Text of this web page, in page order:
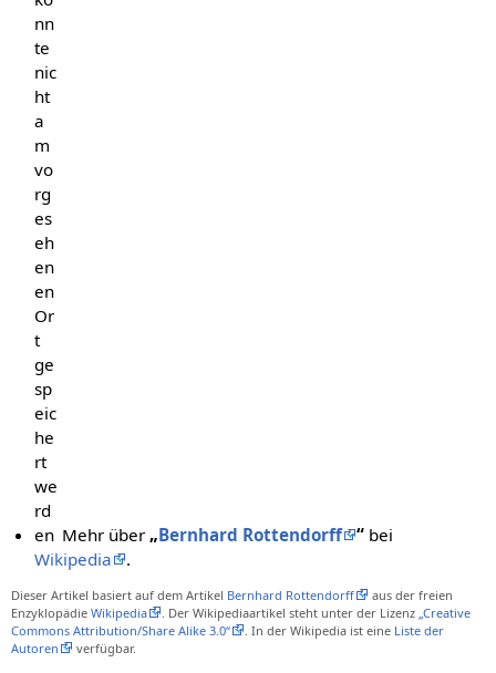
nn
te
nic
ht
a
m
vo
rg
es
eh
en
en
Or
t
ge
sp
eic
he
rt
we
rd
en Mehr über„Bernhard Rottendorff “ bei
Wikipedia
.
Dieser Artikel basiert auf dem Artikel Bernhard Rottendorff
aus der freien
Enzyklopädie Wikipedia . Der Wikipediaartikel steht unter der Lizenz „Creative
Commons Attribution/Share Alike 3.0“
. In der Wikipedia ist eine Liste der
Autoren
verfügbar.